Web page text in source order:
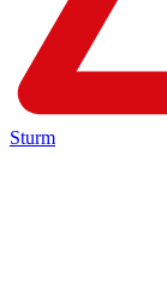
Sturm